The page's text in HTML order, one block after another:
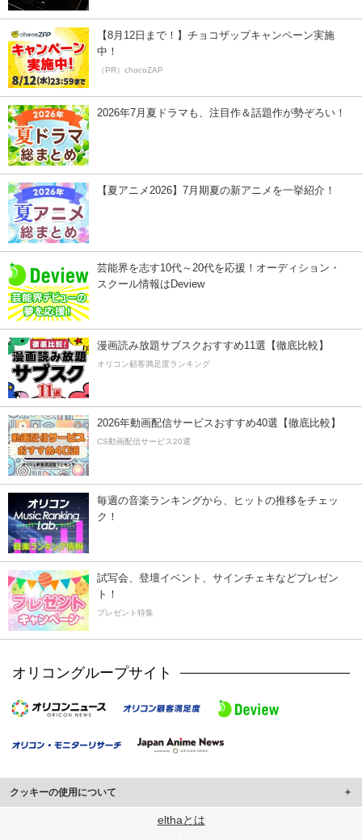
【8月12日まで！】チョコザップキャンペーン実施
中！
（PR）chocoZAP
2026年7月夏ドラマも、注目作＆話題作が勢ぞろい！
【夏アニメ2026】7月期夏の新アニメを一挙紹介！
芸能界を志す10代～20代を応援！オーディション・
スクール情報はDeview
漫画読み放題サブスクおすすめ11選【徹底比較】
オリコン顧客満足度ランキング
2026年動画配信サービスおすすめ40選【徹底比較】
CS動画配信サービス20選
毎週の音楽ランキングから、ヒットの推移をチェッ
ク！
試写会、登壇イベント、サインチェキなどプレゼン
ト！
プレゼント特集
オリコングループサイト
クッキーの使用について
このサイトでは Cookie を使用して、ユーザーに合わせたコンテンツや広告の
elthaとは